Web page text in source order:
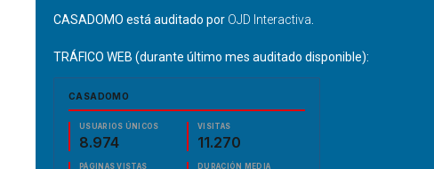
CASADOMO está auditado por OJD Interactiva
TRÁFICO WEB (durante último mes auditado disponible):